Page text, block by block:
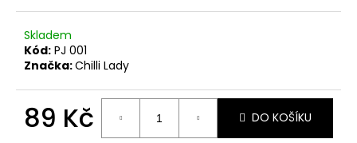
Skladem
Kód: PJ 001
Značka:Chilli Lady
89 Kč DO KOŠÍKU
u
u
e
m